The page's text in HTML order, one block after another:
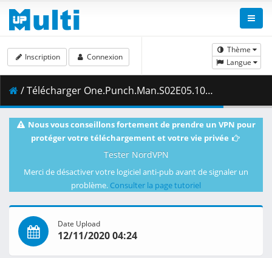
Thème
Langue
Inscription Connexion
/ Télécharger One.Punch.Man.S02E05.1080p.Blu-Ray.10-Bit.Dual-Audio.DTS-HD.x265-iAHD.mkv.002 ( 484.22 MB )
Nous vous conseillons fortement de prendre un VPN pour
protéger votre téléchargement et votre vie privée
Tester NordVPN
Merci de désactiver votre logiciel anti-pub avant de signaler un
problème. Consulter la page tutoriel
Date Upload
12/11/2020 04:24